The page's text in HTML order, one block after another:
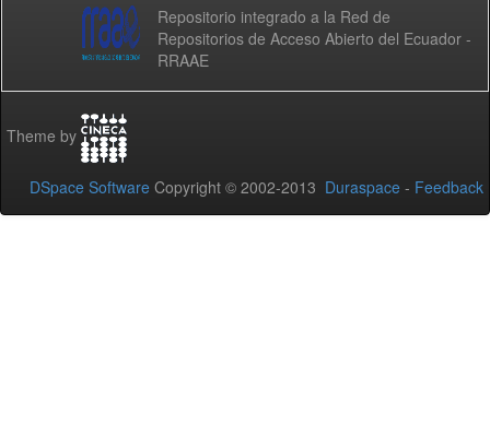
Repositorio integrado a la Red de
Repositorios de Acceso Abierto del Ecuador -
RRAAE
Theme by
DSpace Software Copyright © 2002-2013 Duraspace - Feedback